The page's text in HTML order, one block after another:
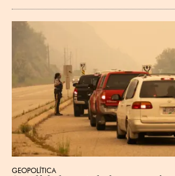
GEOPOLÍTICA